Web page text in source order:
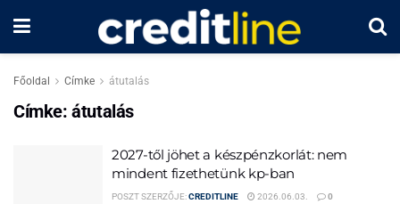
Főoldal Címke átutalás
Címke:átutalás
2027-től jöhet a készpénzkorlát: nem
mindent fizethetünk kp-ban
POSZT SZERZŐJE:CREDITLINE 2026.06.03. 0